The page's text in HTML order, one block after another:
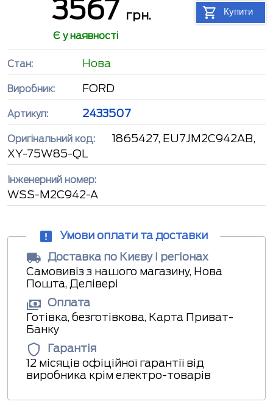
3567 грн. Купити
Є у наявності
Стан: Нова
Виробник: FORD
Артикул: 2433507
Оригінальний код:
1865427, EU7JM2C942AB,
XY-75W85-QL
Інженерний номер:
WSS-M2C942-A
Умови оплати та доставки
Доставка по Києву і регіонах
Самовивіз з нашого магазину, Нова
Пошта, Делівері
Оплата
Готівка, безготівкова, Карта Приват-
Банку
Гарантія
12 місяців офіційної гарантії від
виробника крім електро-товарів